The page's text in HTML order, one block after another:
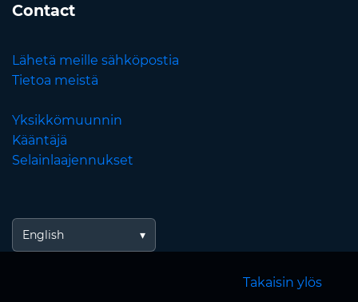
Contact
Lähetä meille sähköpostia
Tietoa meistä
Yksikkömuunnin
Kääntäjä
Selainlaajennukset
English
Takaisin ylös